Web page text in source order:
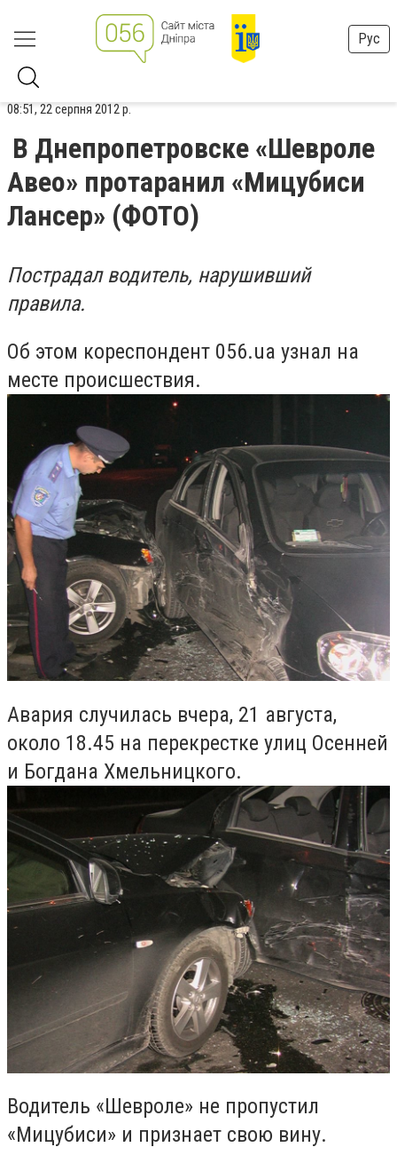
Рус
08:51, 22 серпня 2012 р.
В Днепропетровске «Шевроле
Авео» протаранил «Мицубиси
Лансер» (ФОТО)
Пострадал водитель, нарушивший
правила.
Об этом кореспондент 056.ua узнал на
месте происшествия.
Авария случилась вчера, 21 августа,
около 18.45 на перекрестке улиц Осенней
и Богдана Хмельницкого.
Водитель «Шевроле» не пропустил
«Мицубиси» и признает свою вину.